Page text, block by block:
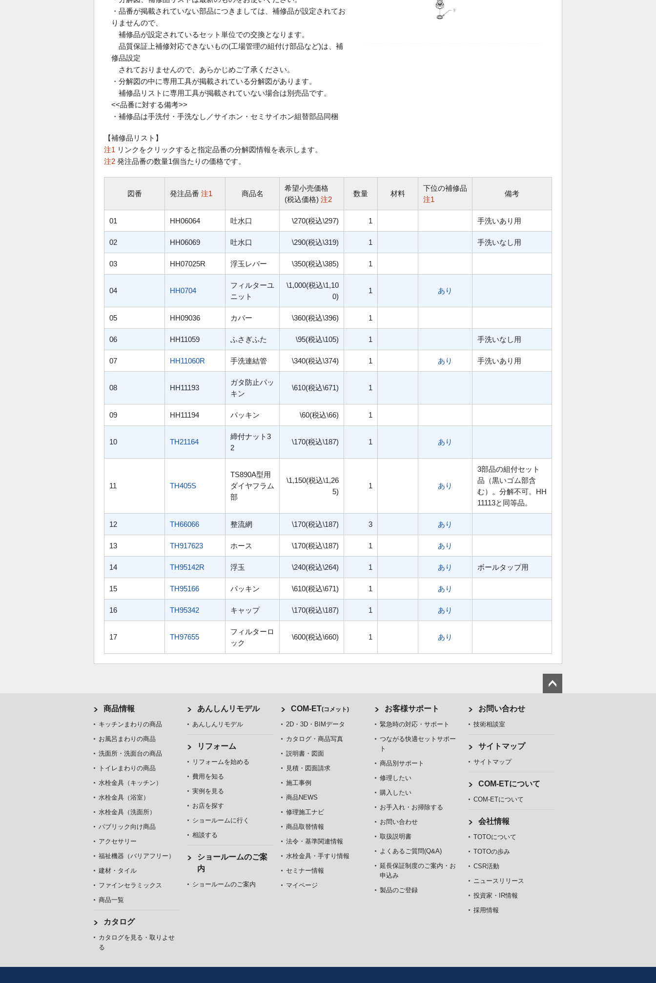
・品番が掲載されていない部品につきましては、補修品が設定されてお
りませんので、
補修品が設定されているセット単位での交換となります。
品質保証上補修対応できないもの(工場管理の組付け部品など)は、補
修品設定
されておりませんので、あらかじめご了承ください。
・分解図の中に専用工具が掲載されている分解図があります。
補修品リストに専用工具が掲載されていない場合は別売品です。
<<品番に対する備考>>
・補修品は手洗付・手洗なし／サイホン・セミサイホン組替部品同梱
【補修品リスト】
注1 リンクをクリックすると指定品番の分解図情報を表示します。
注2 発注品番の数量1個当たりの価格です。
図番 発注品番 注1 商品名
希望小売価格
(税込価格) 注2
数量 材料
下位の補修品
注1
備考
01 HH06064 吐水口 \270(税込\297) 1 手洗いあり用
02 HH06069 吐水口 \290(税込\319) 1 手洗いなし用
03 HH07025R 浮玉レバー \350(税込\385) 1
04 HH0704
フィルターユ
ニット
\1,000(税込\1,10
0)
1 あり
05 HH09036 カバー \360(税込\396) 1
06 HH11059 ふさぎふた \95(税込\105) 1 手洗いなし用
07 HH11060R 手洗連結管 \340(税込\374) 1 あり 手洗いあり用
08 HH11193
ガタ防止パッ
キン
\610(税込\671) 1
09 HH11194 パッキン \60(税込\66) 1
10 TH21164
締付ナット3
2
\170(税込\187) 1 あり
11 TH405S
TS890A型用
ダイヤフラム
部
\1,150(税込\1,26
5)
1 あり
3部品の組付セット
品（黒いゴム部含
む）。分解不可。HH
11113と同等品。
12 TH66066 整流網 \170(税込\187) 3 あり
13 TH917623 ホース \170(税込\187) 1 あり
14 TH95142R 浮玉 \240(税込\264) 1 あり ボールタップ用
15 TH95166 パッキン \610(税込\671) 1 あり
16 TH95342 キャップ \170(税込\187) 1 あり
17 TH97655
フィルターロ
ック
\600(税込\660) 1 あり
商品情報
キッチンまわりの商品
お風呂まわりの商品
洗面所・洗面台の商品
トイレまわりの商品
水栓金具（キッチン）
水栓金具（浴室）
水栓金具（洗面所）
パブリック向け商品
アクセサリー
福祉機器（バリアフリー）
建材・タイル
ファインセラミックス
商品一覧
カタログ
カタログを見る・取りよせ
る
あんしんリモデル
あんしんリモデル
リフォーム
リフォームを始める
費用を知る
実例を見る
お店を探す
ショールームに行く
相談する
ショールームのご案
内
ショールームのご案内
COM-ET(コメット)
2D・3D・BIMデータ
カタログ・商品写真
説明書・図面
見積・図面請求
施工事例
商品NEWS
修理施工ナビ
商品取替情報
法令・基準関連情報
水栓金具・手すり情報
セミナー情報
マイページ
お客様サポート
緊急時の対応・サポート
つながる快適セットサポー
ト
商品別サポート
修理したい
購入したい
お手入れ・お掃除する
お問い合わせ
取扱説明書
よくあるご質問(Q&A)
延長保証制度のご案内・お
申込み
製品のご登録
お問い合わせ
技術相談室
サイトマップ
サイトマップ
COM-ETについて
COM-ETについて
会社情報
TOTOについて
TOTOの歩み
CSR活動
ニュースリリース
投資家・IR情報
採用情報